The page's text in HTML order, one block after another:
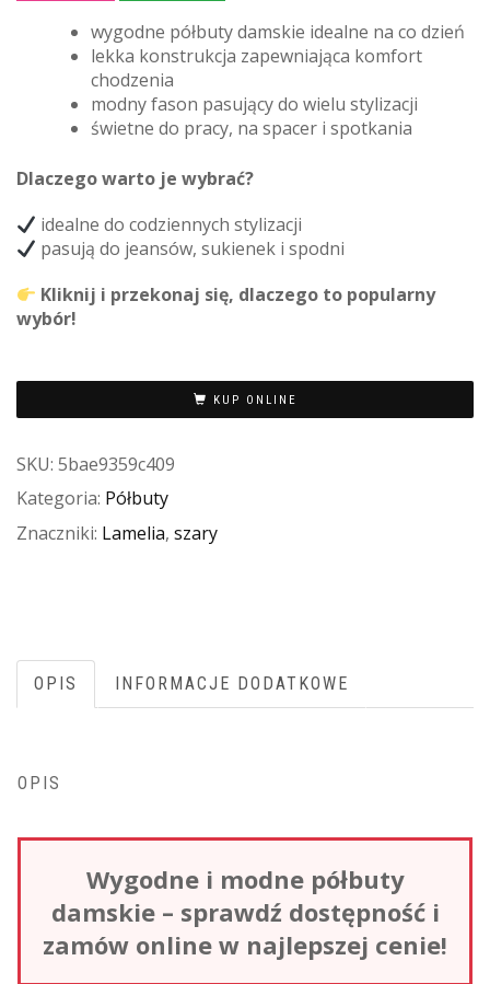
wygodne półbuty damskie idealne na co dzień
lekka konstrukcja zapewniająca komfort
chodzenia
modny fason pasujący do wielu stylizacji
świetne do pracy, na spacer i spotkania
Dlaczego warto je wybrać?
idealne do codziennych stylizacji
pasują do jeansów, sukienek i spodni
Kliknij i przekonaj się, dlaczego to popularny
wybór!
KUP ONLINE
SKU: 5bae9359c409
Kategoria: Półbuty
Znaczniki: Lamelia, szary
OPIS INFORMACJE DODATKOWE
OPIS
Wygodne i modne półbuty
damskie – sprawdź dostępność i
zamów online w najlepszej cenie!